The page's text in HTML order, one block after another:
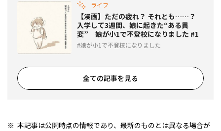
ライフ
【漫画】ただの疲れ？ それとも……？
入学して3週間、娘に起きた“ある異
変”｜娘が小1で不登校になりました #1
娘が小1で不登校になりました
全ての記事を見る
本記事は公開時点の情報であり、最新のものとは異なる場合が